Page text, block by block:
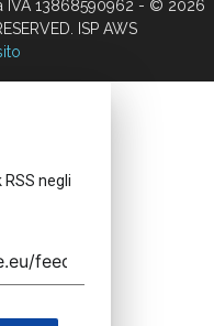
IVA 13868590962 - © 2026
ISP AWS
negli